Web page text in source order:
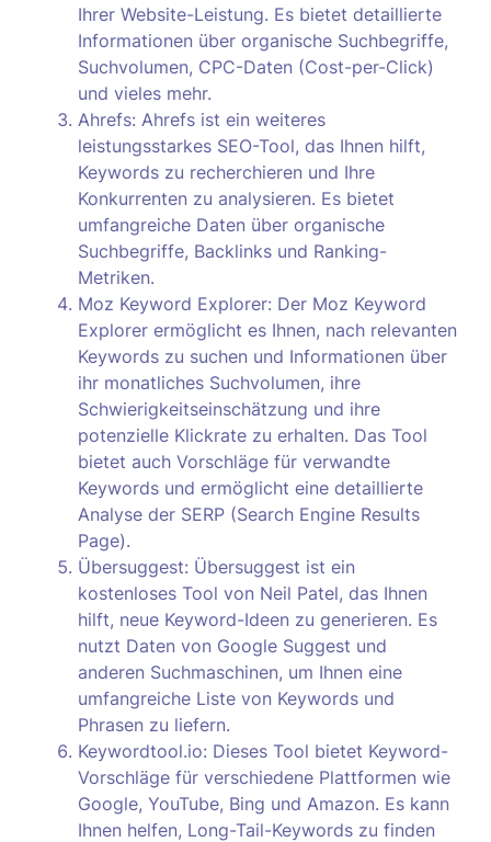
Ihrer Website-Leistung. Es bietet detaillierte
Informationen über organische Suchbegriffe,
Suchvolumen, CPC-Daten (Cost-per-Click)
und vieles mehr.
Ahrefs: Ahrefs ist ein weiteres
leistungsstarkes SEO-Tool, das Ihnen hilft,
Keywords zu recherchieren und Ihre
Konkurrenten zu analysieren. Es bietet
umfangreiche Daten über organische
Suchbegriffe, Backlinks und Ranking-
Metriken.
Moz Keyword Explorer: Der Moz Keyword
Explorer ermöglicht es Ihnen, nach relevanten
Keywords zu suchen und Informationen über
ihr monatliches Suchvolumen, ihre
Schwierigkeitseinschätzung und ihre
potenzielle Klickrate zu erhalten. Das Tool
bietet auch Vorschläge für verwandte
Keywords und ermöglicht eine detaillierte
Analyse der SERP (Search Engine Results
Page).
Übersuggest: Übersuggest ist ein
kostenloses Tool von Neil Patel, das Ihnen
hilft, neue Keyword-Ideen zu generieren. Es
nutzt Daten von Google Suggest und
anderen Suchmaschinen, um Ihnen eine
umfangreiche Liste von Keywords und
Phrasen zu liefern.
Keywordtool.io: Dieses Tool bietet Keyword-
Vorschläge für verschiedene Plattformen wie
Google, YouTube, Bing und Amazon. Es kann
Ihnen helfen, Long-Tail-Keywords zu finden